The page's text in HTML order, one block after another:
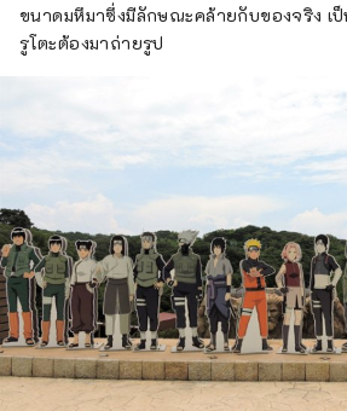
ขนาดมหึมาซึ่งมีลักษณะคล้ายกับของจริง เ
รูโตะต้องมาถ่ายรูป